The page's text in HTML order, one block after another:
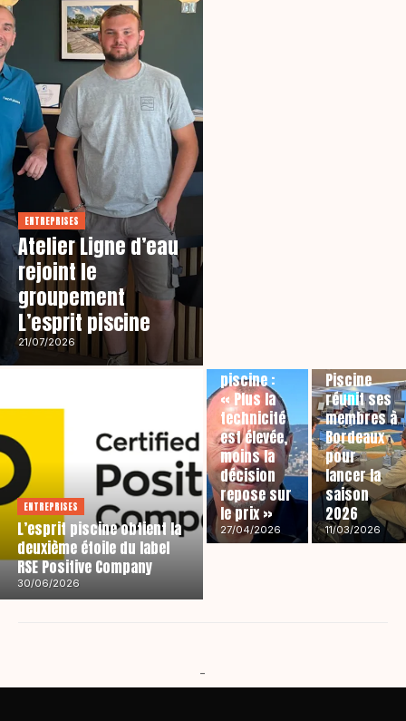
ENTREPRISES
Atelier Ligne d’eau
rejoint le
groupement
L’esprit piscine
21/07/2026
ENTREPRISES
L’esprit piscine obtient la
deuxième étoile du label
RSE Positive Company
30/06/2026
piscine :
« Plus la
technicité
est élevée,
moins la
décision
repose sur
le prix »
27/04/2026
Piscine
réunit ses
membres à
Bordeaux
pour
lancer la
saison
2026
11/03/2026
-